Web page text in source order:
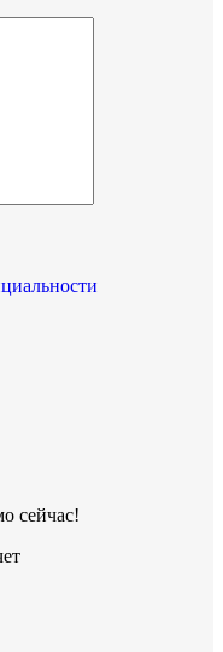
сейчас!